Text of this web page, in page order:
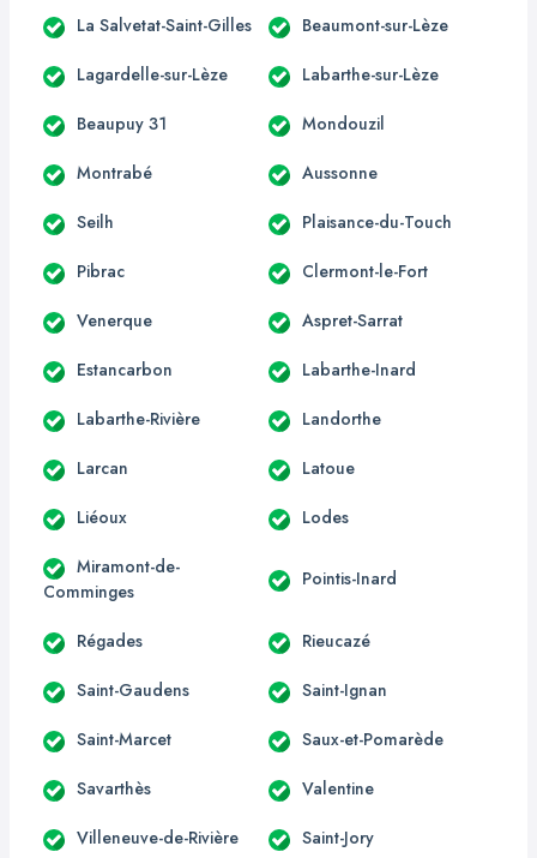
La Salvetat-Saint-Gilles Beaumont-sur-Lèze
Lagardelle-sur-Lèze Labarthe-sur-Lèze
Beaupuy 31 Mondouzil
Montrabé Aussonne
Seilh Plaisance-du-Touch
Pibrac Clermont-le-Fort
Venerque Aspret-Sarrat
Estancarbon Labarthe-Inard
Labarthe-Rivière Landorthe
Larcan Latoue
Liéoux Lodes
Miramont-de-
Comminges
Pointis-Inard
Régades Rieucazé
Saint-Gaudens Saint-Ignan
Saint-Marcet Saux-et-Pomarède
Savarthès Valentine
Villeneuve-de-Rivière Saint-Jory